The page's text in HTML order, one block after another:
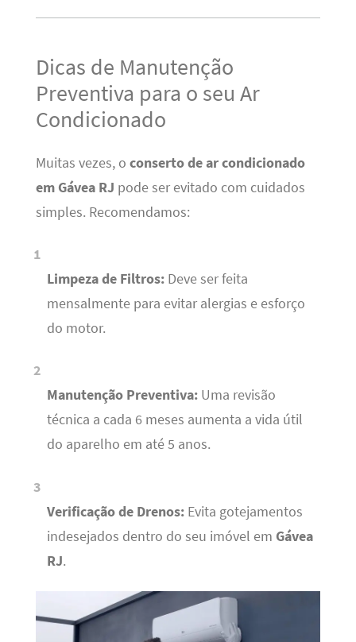
Dicas de Manutenção
Preventiva para o seu Ar
Condicionado
Muitas vezes, o conserto de ar condicionado
em Gávea RJ pode ser evitado com cuidados
simples. Recomendamos:
Limpeza de Filtros:Deve ser feita
mensalmente para evitar alergias e esforço
do motor.
Manutenção Preventiva:Uma revisão
técnica a cada 6 meses aumenta a vida útil
do aparelho em até 5 anos.
Verificação de Drenos:Evita gotejamentos
indesejados dentro do seu imóvel em Gávea
RJ.